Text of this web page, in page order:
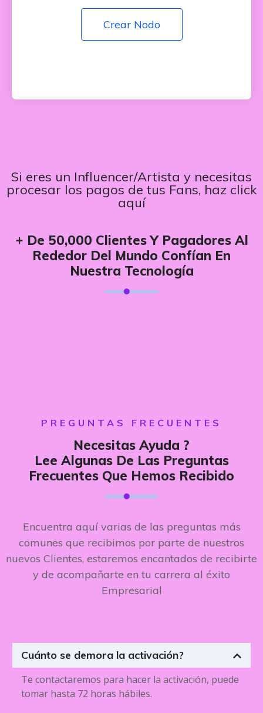
Crear Nodo
Si eres un Influencer/Artista y necesitas
procesar los pagos de tus Fans, haz click
aquí
+ De 50,000 Clientes Y Pagadores Al
Rededor Del Mundo Confían En
Nuestra Tecnología
PREGUNTAS FRECUENTES
Necesitas Ayuda ?
Lee Algunas De Las Preguntas
Frecuentes Que Hemos Recibido
Encuentra aquí varias de las preguntas más
comunes que recibimos por parte de nuestros
nuevos Clientes, estaremos encantados de recibirte
y de acompañarte en tu carrera al éxito
Empresarial
Cuánto se demora la activación?
Te contactaremos para hacer la activación, puede
tomar hasta 72 horas hábiles.